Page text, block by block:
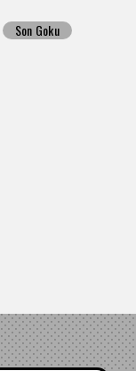
Son Goku